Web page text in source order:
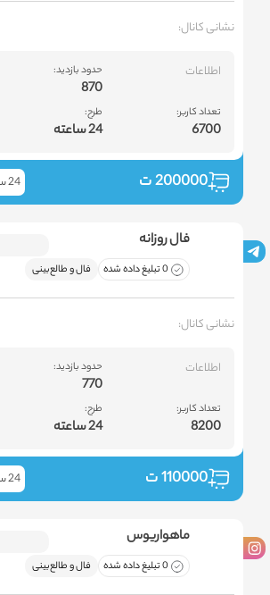
نشانی کانال:
اطلاعات
تعداد کاربر:
6700
حدود بازدید:
870
طرح:
24 ساعته
200000ت 24 ساعته
فال روزانه
0 تبلیغ داده شده فال و طالع‌بینی
نشانی کانال:
اطلاعات
تعداد کاربر:
8200
حدود بازدید:
770
طرح:
24 ساعته
110000ت 24 ساعته
ماهواریوس
0 تبلیغ داده شده فال و طالع‌بینی